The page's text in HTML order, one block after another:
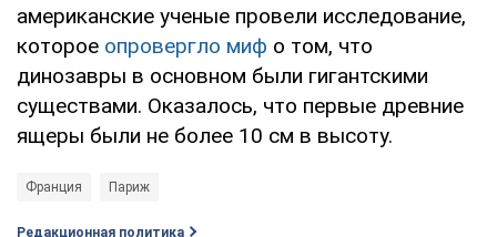
американские ученые провели исследование,
которое опровергло миф о том, что
динозавры в основном были гигантскими
существами. Оказалось, что первые древние
ящеры были не более 10 см в высоту.
Франция Париж
Редакционная политика